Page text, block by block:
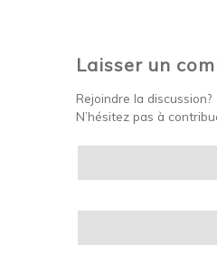
Laisser un
Rejoindre la discussion?
N’hésitez pas à